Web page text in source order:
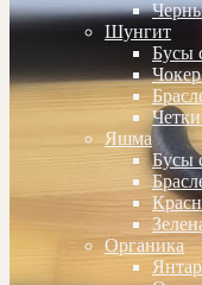
Шунгит
Бусы
Яшма
Бусы
Органика